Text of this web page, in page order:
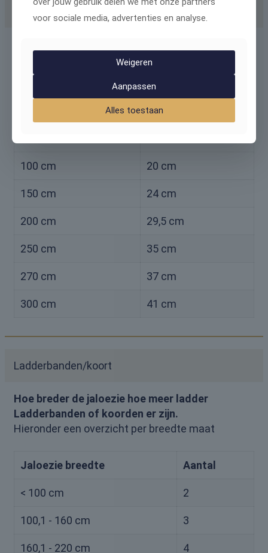
hieronder een overzicht per hoogte:
Pakkethoogte
100 cm 20 cm
150 cm 24 cm
200 cm 29,5 cm
250 cm 35 cm
270 cm 37 cm
300 cm 41 cm
Ladderbanden/koort
Hoe breder de jaloezie hoe meer ladder
Ladderbanden of koorden er zijn.
Hieronder een overzicht per breedte maat
Jaloezie breedte Aantal
< 100 cm 2
100,1 - 160 cm 3
160,1 - 220 cm 4
voor sociale media, advertenties en analyse.
Weigeren
Aanpassen
Alles toestaan